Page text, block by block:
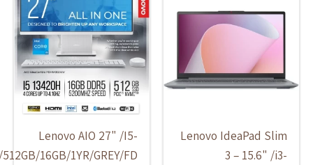
Lenovo IdeaPad
3 –
Lenovo AIO 27" /I5-
13420H/512GB/16GB/1YR/GREY/FD